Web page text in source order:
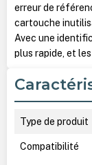
erreur de
cartouche
Avec une
plus rapide, et
Type de produit
Compatibilité